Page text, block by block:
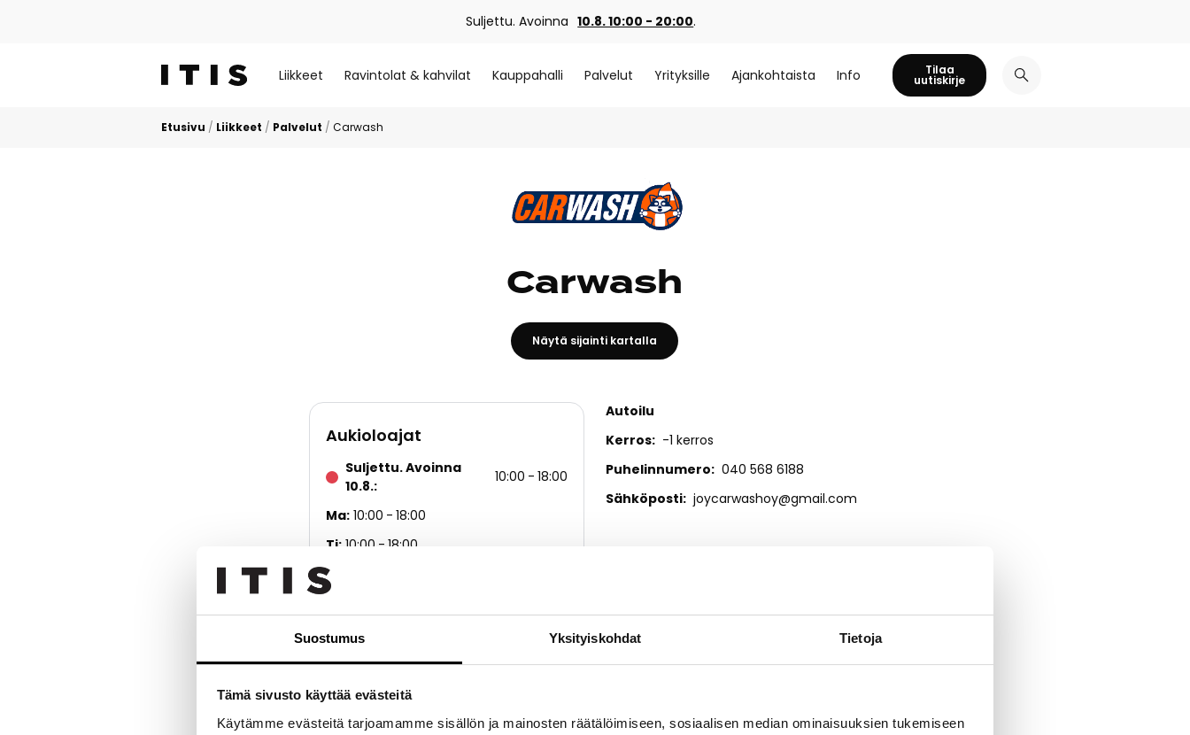
Suostumus Yksityiskohdat Tietoja
Tämä sivusto käyttää evästeitä
Käytämme evästeitä tarjoamamme sisällön ja mainosten räätälöimiseen, sosiaalisen median ominaisuuksien tukemiseen
Suljettu. Avoinna 10.8. 10:00 - 20:00.
Liikkeet Ravintolat & kahvilat Kauppahalli Palvelut Yrityksille Ajankohtaista Info Tilaa
uutiskirje
Etusivu / Liikkeet / Palvelut / Carwash
Carwash
Näytä sijainti kartalla
Aukioloajat
Suljettu. Avoinna
10.8.
10:00 18:00
Ma 10:00
18:00
Ti 10:00
18:00
Ke
Pe 10:00
La 10:00
18:00
Su Suljettu
Autoilu
Kerros
-1 kerros
Puhelinnumero
040 568 6188
Sähköposti joycarwashoy@gmail.com